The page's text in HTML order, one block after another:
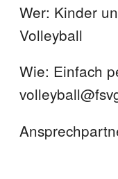
Wer: Kinder
Volleyball
Wie: Einfach